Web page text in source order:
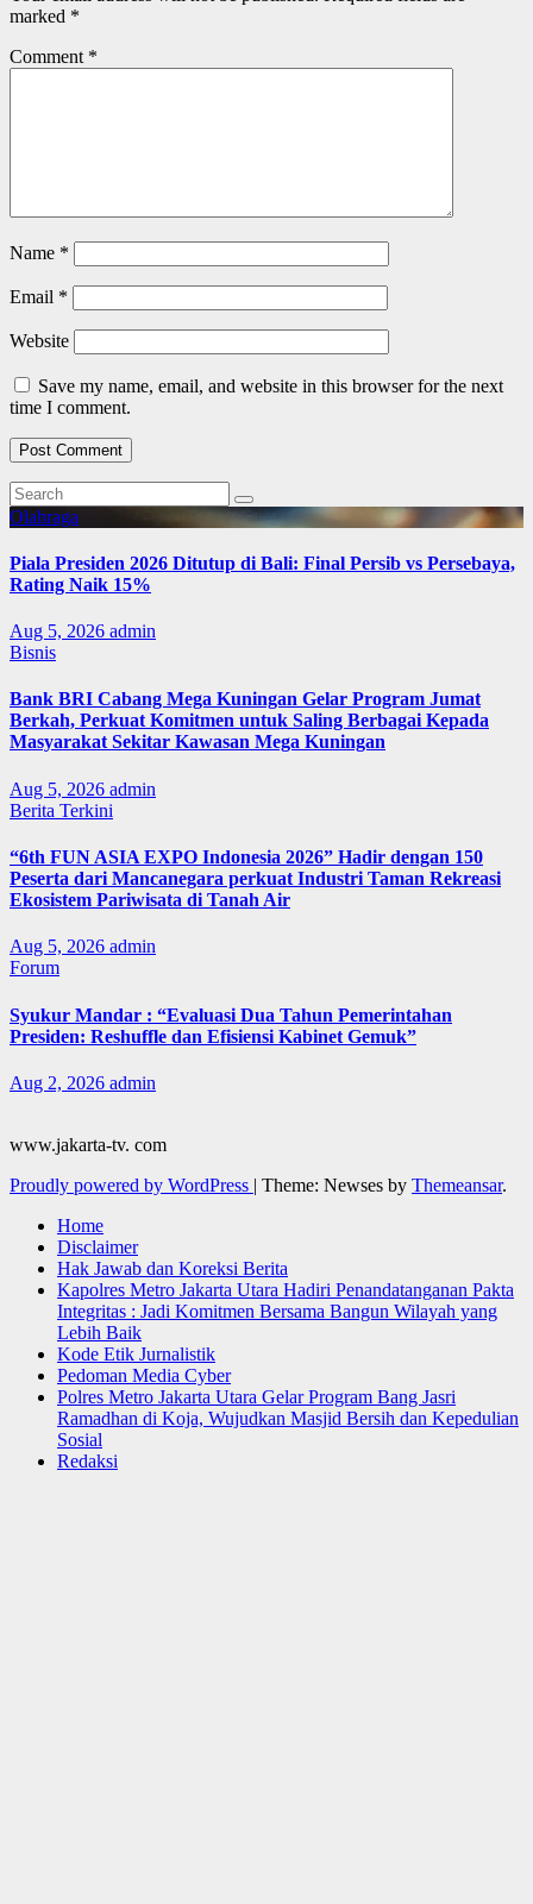
marked *
Comment *
Name *
Email *
Website
Save my name, email, and website in this browser for the next
time I comment.
Olahraga
Piala Presiden 2026 Ditutup di Bali: Final Persib vs Persebaya,
Rating Naik 15%
Aug 5, 2026 admin
Bisnis
Bank BRI Cabang Mega Kuningan Gelar Program Jumat
Berkah, Perkuat Komitmen untuk Saling Berbagai Kepada
Masyarakat Sekitar Kawasan Mega Kuningan
Aug 5, 2026 admin
Berita Terkini
“6th FUN ASIA EXPO Indonesia 2026” Hadir dengan 150
Peserta dari Mancanegara perkuat Industri Taman Rekreasi
Ekosistem Pariwisata di Tanah Air
Aug 5, 2026 admin
Forum
Syukur Mandar : “Evaluasi Dua Tahun Pemerintahan
Presiden: Reshuffle dan Efisiensi Kabinet Gemuk”
Aug 2, 2026 admin
www.jakarta-tv. com
Proudly powered by WordPress | Theme: Newses by Themeansar.
Home
Disclaimer
Hak Jawab dan Koreksi Berita
Kapolres Metro Jakarta Utara Hadiri Penandatanganan Pakta
Integritas : Jadi Komitmen Bersama Bangun Wilayah yang
Lebih Baik
Kode Etik Jurnalistik
Pedoman Media Cyber
Polres Metro Jakarta Utara Gelar Program Bang Jasri
Ramadhan di Koja, Wujudkan Masjid Bersih dan Kepedulian
Sosial
Redaksi